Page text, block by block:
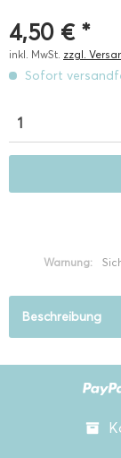
4,50 € *
inkl. MwSt. zzgl.
Sofort
Warnung:
Beschreibung